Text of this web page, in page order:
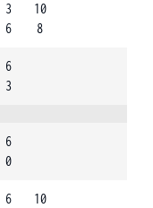
3
6
10
8
6
3
6
0
6
10